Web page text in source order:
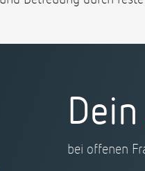
Dein
bei offenen